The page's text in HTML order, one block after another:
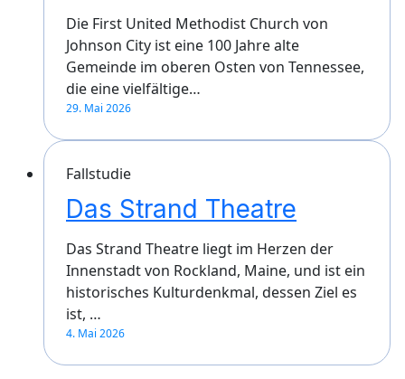
Die First United Methodist Church von
Johnson City ist eine 100 Jahre alte
Gemeinde im oberen Osten von Tennessee,
die eine vielfältige…
29. Mai 2026
Fallstudie
Das Strand Theatre
Das Strand Theatre liegt im Herzen der
Innenstadt von Rockland, Maine, und ist ein
historisches Kulturdenkmal, dessen Ziel es
ist, …
4. Mai 2026